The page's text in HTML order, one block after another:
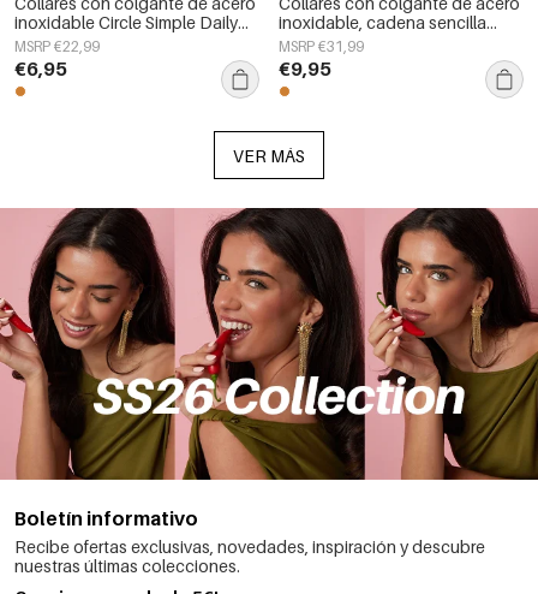
inoxidable Circle Simple Daily
Simple Series Joyería para mujer
MSRP €22,99
€6,95
inoxidable, cadena sencilla
para uso diario, serie sencilla,
joyería para mujer.
MSRP €31,99
€9,95
VER MÁS
Boletín informativo
Recibe ofertas exclusivas, novedades, inspiración y descubre
nuestras últimas colecciones.